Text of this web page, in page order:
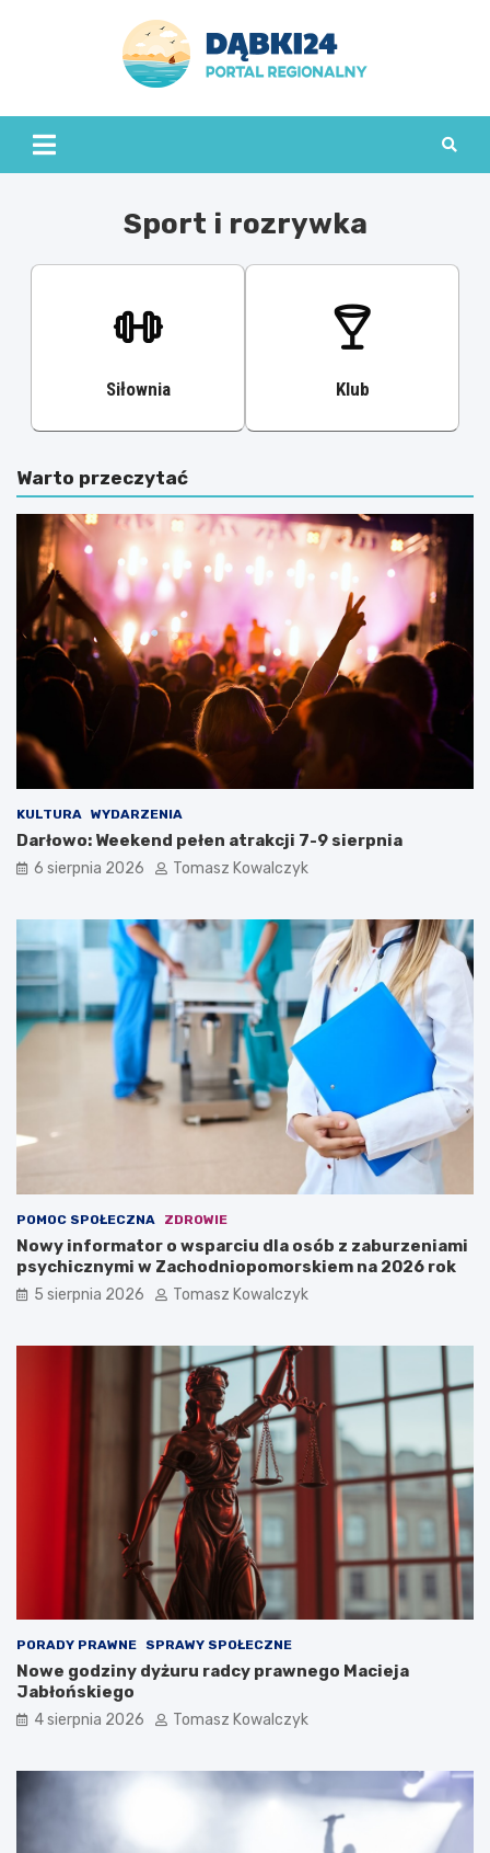
dabki24.pl
Sport i rozrywka
Siłownia Klub
Warto przeczytać
KULTURA WYDARZENIA
Darłowo: Weekend pełen atrakcji 7-9 sierpnia
6 sierpnia 2026 Tomasz Kowalczyk
POMOC SPOŁECZNA ZDROWIE
Nowy informator o wsparciu dla osób z zaburzeniami
psychicznymi w Zachodniopomorskiem na 2026 rok
5 sierpnia 2026 Tomasz Kowalczyk
PORADY PRAWNE SPRAWY SPOŁECZNE
Nowe godziny dyżuru radcy prawnego Macieja
Jabłońskiego
4 sierpnia 2026 Tomasz Kowalczyk